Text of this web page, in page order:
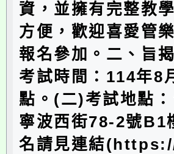
資，並擁有完整教
方便，歡迎喜愛管
報名參加。二、旨
考試時間：114年8
點。(二)考試地點
寧波西街78-2號B1
名請見連結